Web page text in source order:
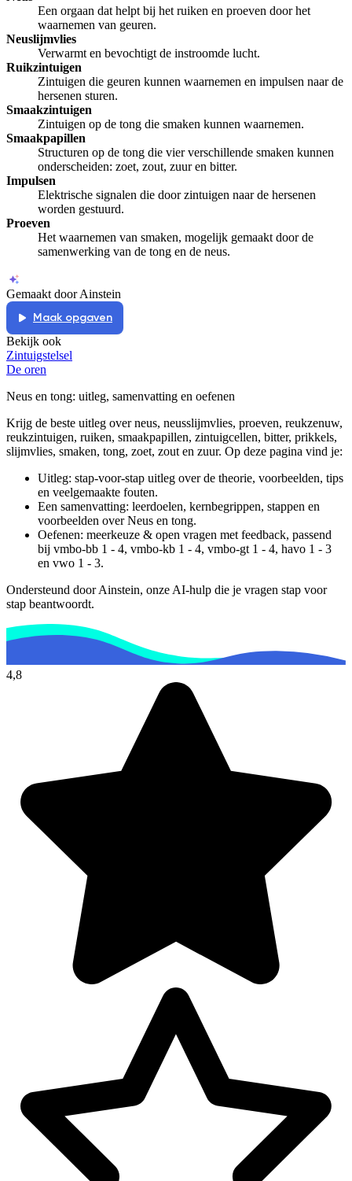
Een orgaan dat helpt bij het ruiken en proeven door het
waarnemen van geuren.
Neuslijmvlies
Verwarmt en bevochtigt de instroomde lucht.
Ruikzintuigen
Zintuigen die geuren kunnen waarnemen en impulsen naar de
hersenen sturen.
Smaakzintuigen
Zintuigen op de tong die smaken kunnen waarnemen.
Smaakpapillen
Structuren op de tong die vier verschillende smaken kunnen
onderscheiden: zoet, zout, zuur en bitter.
Impulsen
Elektrische signalen die door zintuigen naar de hersenen
worden gestuurd.
Proeven
Het waarnemen van smaken, mogelijk gemaakt door de
samenwerking van de tong en de neus.
Gemaakt door Ainstein
Maak opgaven
Bekijk ook
Zintuigstelsel
De oren
Neus en tong: uitleg, samenvatting en oefenen
Krijg de beste uitleg over neus, neusslijmvlies, proeven, reukzenuw,
reukzintuigen, ruiken, smaakpapillen, zintuigcellen, bitter, prikkels,
slijmvlies, smaken, tong, zoet, zout en zuur. Op deze pagina vind je:
Uitleg: stap-voor-stap uitleg over de theorie, voorbeelden, tips
en veelgemaakte fouten.
Een samenvatting: leerdoelen, kernbegrippen, stappen en
voorbeelden overNeus en tong.
Oefenen: meerkeuze & open vragen met feedback, passend
bij vmbo-bb 1 - 4, vmbo-kb 1 - 4, vmbo-gt 1 - 4, havo 1 - 3
en vwo 1 - 3.
Ondersteund door Ainstein, onze AI-hulp die je vragen stap voor
stap beantwoordt.
4,8